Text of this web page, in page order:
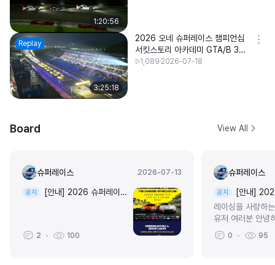
1:20:56
Replay
3:25:18
2026 오네 슈퍼레이스 챔피언십
서킷스토리 아카데미 GTA/B 3R
결승
1,089 2026-07-18
Board View All
슈퍼레이스 2026-07-13
공지 [안내] 2026 슈퍼레이스 4라운드 탐방대
2 100
슈퍼레이스
공지
[안내]
레이싱을 사랑하
유저 여러분 안녕
스 챔피언십 담당
2026 슈퍼레이
0 95